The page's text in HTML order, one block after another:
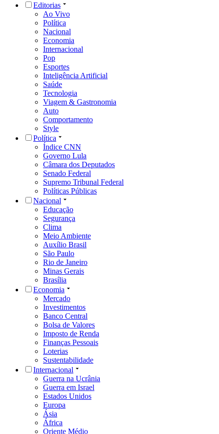
Editorias
Ao Vivo
Política
Nacional
Economia
Internacional
Pop
Esportes
Inteligência Artificial
Saúde
Tecnologia
Viagem & Gastronomia
Auto
Comportamento
Style
Política
Índice CNN
Governo Lula
Câmara dos Deputados
Senado Federal
Supremo Tribunal Federal
Políticas Públicas
Nacional
Educação
Segurança
Clima
Meio Ambiente
Auxílio Brasil
São Paulo
Rio de Janeiro
Minas Gerais
Brasília
Economia
Mercado
Investimentos
Banco Central
Bolsa de Valores
Imposto de Renda
Finanças Pessoais
Loterias
Sustentabilidade
Internacional
Guerra na Ucrânia
Guerra em Israel
Estados Unidos
Europa
Ásia
África
Oriente Médio